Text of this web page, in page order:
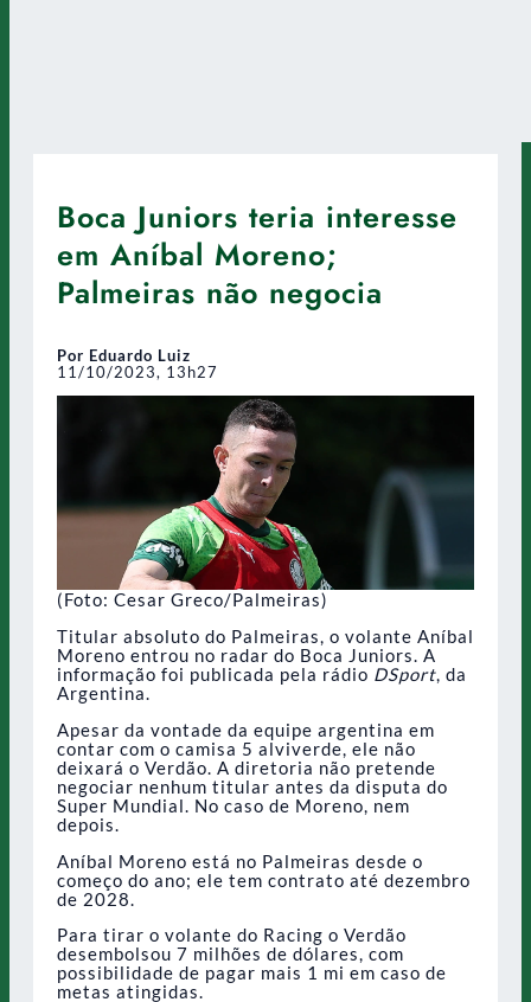
Boca Juniors teria interesse
em Aníbal Moreno;
Palmeiras não negocia
Por Eduardo Luiz
11/10/2023, 13h27
(Foto: Cesar Greco/Palmeiras)
Titular absoluto do Palmeiras, o volante Aníbal
Moreno entrou no radar do Boca Juniors. A
informação foi publicada pela rádio DSport, da
Argentina.
Apesar da vontade da equipe argentina em
contar com o camisa 5 alviverde, ele não
deixará o Verdão. A diretoria não pretende
negociar nenhum titular antes da disputa do
Super Mundial. No caso de Moreno, nem
depois.
Aníbal Moreno está no Palmeiras desde o
começo do ano; ele tem contrato até dezembro
de 2028.
Para tirar o volante do Racing o Verdão
desembolsou 7 milhões de dólares, com
possibilidade de pagar mais 1 mi em caso de
metas atingidas.